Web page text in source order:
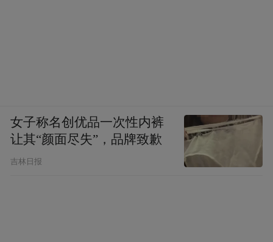
女子称名创优品一次性内裤
让其“颜面尽失”，品牌致歉
吉林日报